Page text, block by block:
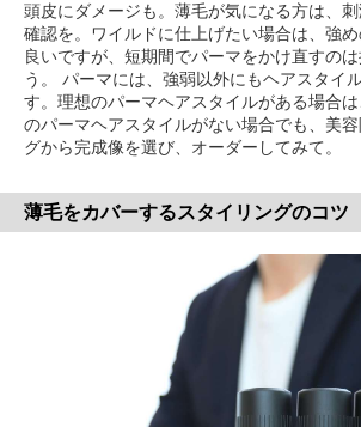
頭皮にダメージも。薄毛が気になる方は、
確認を。ワイルドに仕上げたい場合は、強
良いですが、短期間でパーマをかけ直すの
う。 パーマには、強弱以外にもヘアスタイ
す。理想のパーマヘアスタイルがある場合
のパーマヘアスタイルがない場合でも、美
グから完成像を選び、オーダーしてみて。
薄毛をカバーするスタイリングのコツ